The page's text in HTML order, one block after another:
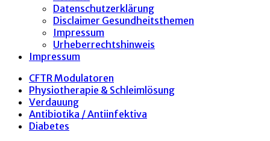
Datenschutzerklärung
Disclaimer Gesundheitsthemen
Impressum
Urheberrechtshinweis
Impressum
CFTR Modulatoren
Physiotherapie & Schleimlösung
Verdauung
Antibiotika / Antiinfektiva
Diabetes